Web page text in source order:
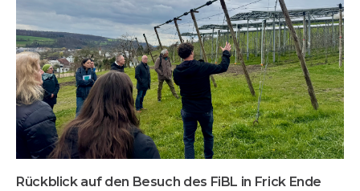
Rückblick auf den Besuch des FiBL in Frick Ende